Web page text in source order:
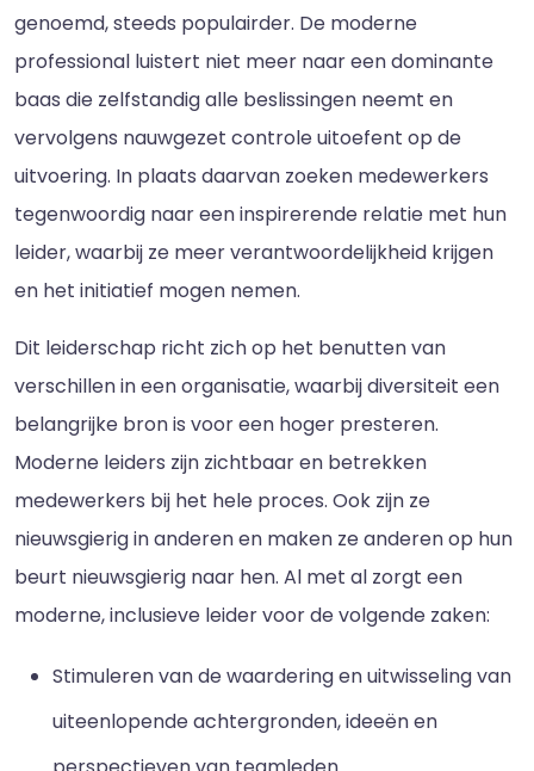
genoemd, steeds populairder. De moderne
professional luistert niet meer naar een dominante
baas die zelfstandig alle beslissingen neemt en
vervolgens nauwgezet controle uitoefent op de
uitvoering. In plaats daarvan zoeken medewerkers
tegenwoordig naar een inspirerende relatie met hun
leider, waarbij ze meer verantwoordelijkheid krijgen
en het initiatief mogen nemen.
Dit leiderschap richt zich op het benutten van
verschillen in een organisatie, waarbij diversiteit een
belangrijke bron is voor een hoger presteren.
Moderne leiders zijn zichtbaar en betrekken
medewerkers bij het hele proces. Ook zijn ze
nieuwsgierig in anderen en maken ze anderen op hun
beurt nieuwsgierig naar hen. Al met al zorgt een
moderne, inclusieve leider voor de volgende zaken:
Stimuleren van de waardering en uitwisseling van
uiteenlopende achtergronden, ideeën en